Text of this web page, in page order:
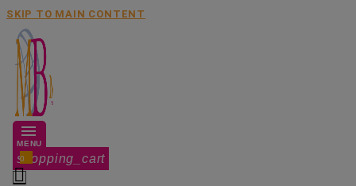
SKIP TO MAIN CONTENT
MENU
shopping_cart
0
